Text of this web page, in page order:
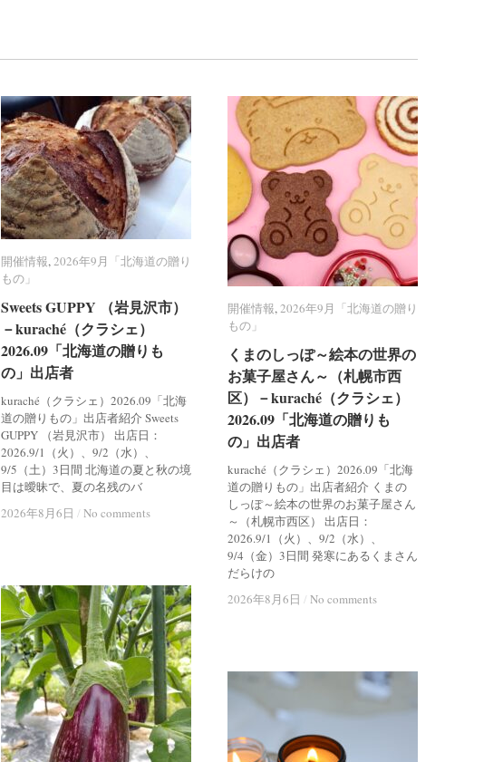
開催情報,2026年9月「北海道の贈り
もの」
Sweets GUPPY （岩見沢市）
－kuraché（クラシェ）
2026.09「北海道の贈りも
の」出店者
kuraché（クラシェ）2026.09「北海
道の贈りもの」出店者紹介 Sweets
GUPPY （岩見沢市） 出店日：
2026.9/1（火）、9/2（水）、
9/5（土）3日間 北海道の夏と秋の境
目は曖昧で、夏の名残のバ
2026年8月6日 / No comments
開催情報 2026年9月「北海道の贈り
もの」
Sweets GUPPY （岩見沢市）
－kuraché（クラシェ）
2026.09「北海道の贈りも
の」出店者
2026年8月6日 / No comments
開催情報,2026年9月「北海道の贈り
もの」
くまのしっぽ～絵本の世界の
お菓子屋さん～（札幌市西
区）－kuraché（クラシェ）
2026.09「北海道の贈りも
の」出店者
kuraché（クラシェ）2026.09「北海
道の贈りもの」出店者紹介 くまの
しっぽ～絵本の世界のお菓子屋さん
～（札幌市西区） 出店日：
2026.9/1（火）、9/2（水）、
9/4（金）3日間 発寒にあるくまさん
だらけの
2026年8月6日 / No comments
開催情報 2026年9月「北海道の贈り
もの」
くまのしっぽ～絵本の世界の
お菓子屋さん～（札幌市西
区）－kuraché（クラシェ）
2026.09「北海道の贈りも
の」出店者
2026年8月6日 / No comments